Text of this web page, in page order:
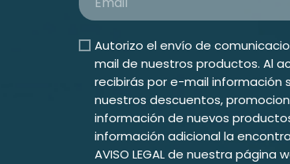
Autorizo el envío de
mail de nuestros productos. Al
recibirás por e-mail información
nuestros descuentos,
información de nuevos
información adicional la
AVISO LEGALde nuestra página